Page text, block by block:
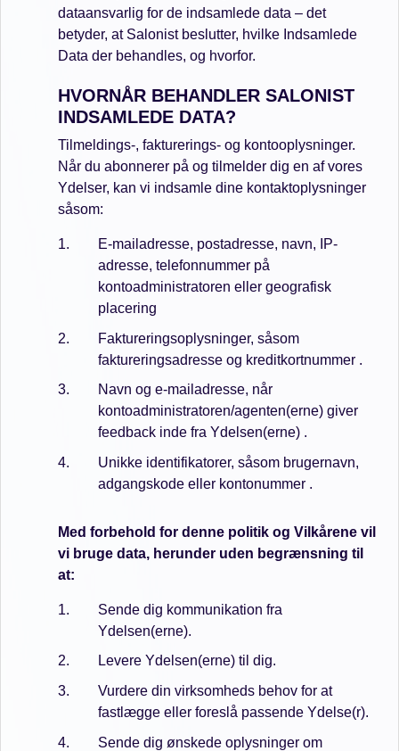
dataansvarlig for de indsamlede data – det
betyder, at Salonist beslutter, hvilke Indsamlede
Data der behandles, og hvorfor.
HVORNÅR BEHANDLER SALONIST
INDSAMLEDE DATA?
Tilmeldings-, fakturerings- og kontooplysninger.
Når du abonnerer på og tilmelder dig en af vores
Ydelser, kan vi indsamle dine kontaktoplysninger
såsom:
E-mailadresse, postadresse, navn, IP-
adresse, telefonnummer på
kontoadministratoren eller geografisk
placering
Faktureringsoplysninger, såsom
faktureringsadresse og kreditkortnummer .
Navn og e-mailadresse, når
kontoadministratoren/agenten(erne) giver
feedback inde fra Ydelsen(erne) .
Unikke identifikatorer, såsom brugernavn,
adgangskode eller kontonummer .
Med forbehold for denne politik og Vilkårene vil
vi bruge data, herunder uden begrænsning til
at:
Sende dig kommunikation fra
Ydelsen(erne).
Levere Ydelsen(erne) til dig.
Vurdere din virksomheds behov for at
fastlægge eller foreslå passende Ydelse(r).
Sende dig ønskede oplysninger om